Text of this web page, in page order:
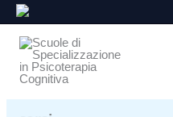
al
contenuto